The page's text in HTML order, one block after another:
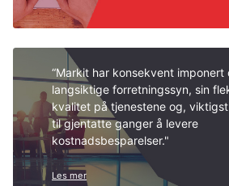
“Markit har konsekvent imponert
langsiktige forretningssyn, sin
kvalitet på tjenestene og,
til gjentatte ganger å levere
kostnadsbesparelser."
Les mer